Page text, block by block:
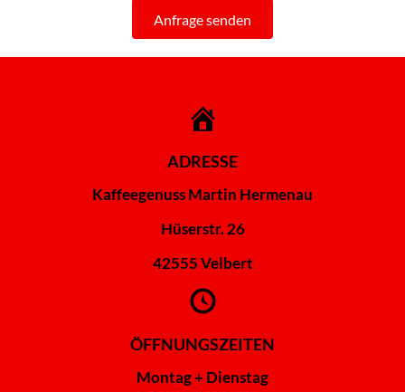
Anfrage senden
ADRESSE
Kaffeegenuss Martin Hermenau
Hüserstr. 26
42555 Velbert
ÖFFNUNGSZEITEN
Montag + Dienstag